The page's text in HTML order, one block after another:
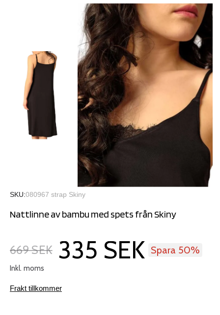
SKU 080967 strap Skiny
Nattlinne av bambu med spets från Skiny
669 SEK 335 SEK Spara 50%
Inkl. moms
Frakt tillkommer